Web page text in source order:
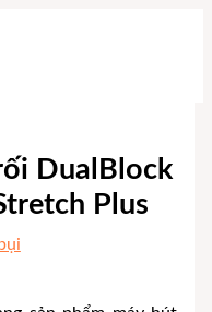
DualBlock
Plus